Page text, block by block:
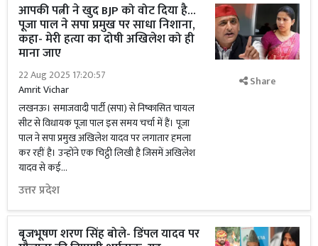
आपकी पत्नी ने खुद BJP को वोट दिया है...
पूजा पाल ने सपा प्रमुख पर साधा निशाना,
कहा- मेरी हत्या का दोषी अखिलेश को ही
माना जाए
22 Aug 2025 17:20:57
Amrit Vichar
लखनऊ। समाजवादी पार्टी (सपा) से निष्कासित चायल
सीट से विधायक पूजा पाल इस समय चर्चा में हैं। पूजा
पाल ने सपा प्रमुख अखिलेश यादव पर लगातार हमला
कर रहीं है। उन्होंने एक चिट्ठी लिखी है जिसमें अखिलेश
यादव से कई...
उत्तर प्रदेश
Share
बृजभूषण शरण सिंह बोले- डिंपल यादव पर